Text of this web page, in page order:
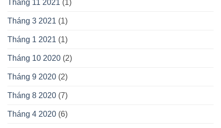
Tháng 11 2021 (1)
Tháng 3 2021 (1)
Tháng 1 2021 (1)
Tháng 10 2020 (2)
Tháng 9 2020 (2)
Tháng 8 2020 (7)
Tháng 4 2020 (6)